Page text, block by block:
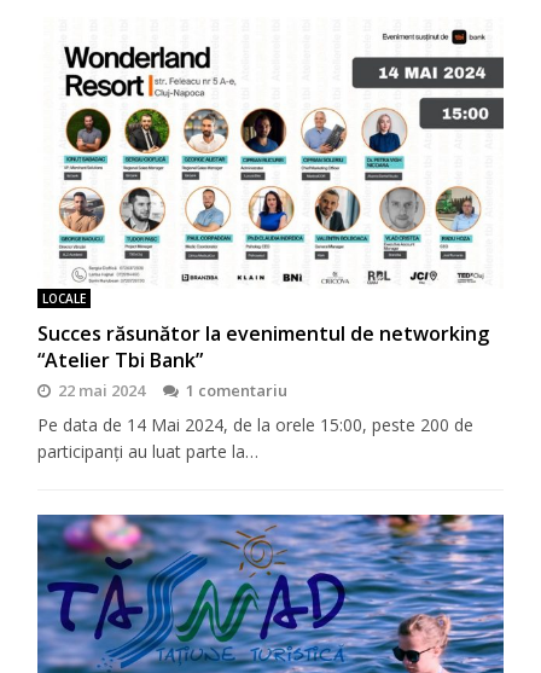
LOCALE
Succes răsunător la evenimentul de networking
“Atelier Tbi Bank”
22 mai 2024 1 comentariu
Pe data de 14 Mai 2024, de la orele 15:00, peste 200 de
participanți au luat parte la…